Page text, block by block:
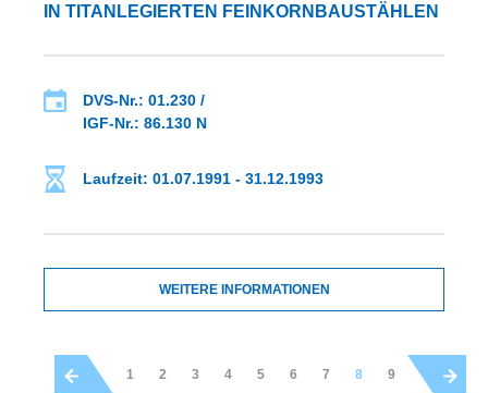
N TITANLEGIERTEN FEINKORNBAUSTÄHLEN
DVS-Nr.: 01.230 /
IGF-Nr.: 86.130 N
Laufzeit: 01.07.1991 - 31.12.1993
WEITERE INFORMATIONEN
1 2 3 4 5 6 7 8 9